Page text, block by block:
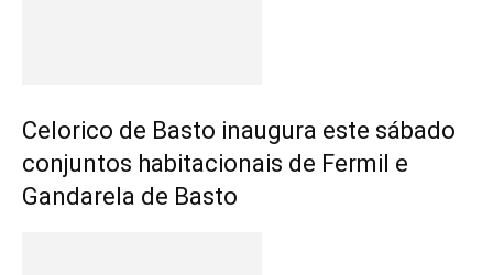
Celorico de Basto inaugura este sábado
conjuntos habitacionais de Fermil e
Gandarela de Basto